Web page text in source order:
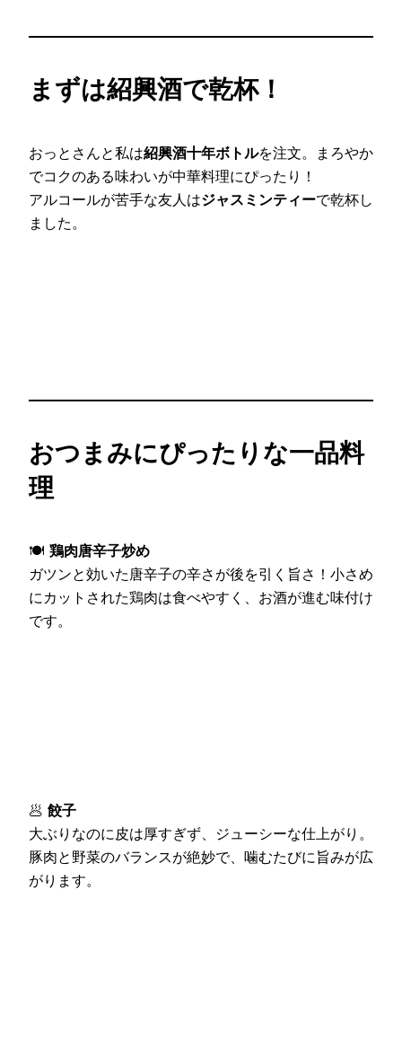
まずは紹興酒で乾杯！
おっとさんと私は紹興酒十年ボトルを注文。まろやか
でコクのある味わいが中華料理にぴったり！
アルコールが苦手な友人はジャスミンティーで乾杯し
ました。
おつまみにぴったりな一品料
理
🍽 鶏肉唐辛子炒め
ガツンと効いた唐辛子の辛さが後を引く旨さ！小さめ
にカットされた鶏肉は食べやすく、お酒が進む味付け
です。
🥟 餃子
大ぶりなのに皮は厚すぎず、ジューシーな仕上がり。
豚肉と野菜のバランスが絶妙で、噛むたびに旨みが広
がります。